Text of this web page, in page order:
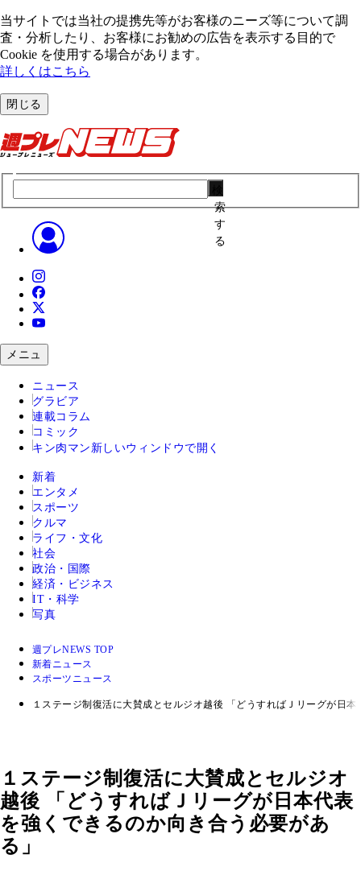
当サイトでは当社の提携先等がお客様のニーズ等について調
査・分析したり、お客様にお勧めの広告を表⽰する⽬的で
Cookie を使⽤する場合があります。
詳しくはこちら
閉じる
索
す
る
メニュ
ニュース
グラビア
連載コラム
コミック
キン肉マン 新しいウィンドウで開く
新着
エンタメ
スポーツ
クルマ
ライフ・文化
社会
政治・国際
経済・ビジネス
IT・科学
写真
週プレNEWS TOP
新着ニュース
スポーツニュース
１ステージ制復活に大賛成とセルジオ越後 「どうすればＪリーグが日
１ステージ制復活に大賛成とセルジオ
越後 「どうすればＪリーグが日本代表
を強くできるのか向き合う必要があ
る」